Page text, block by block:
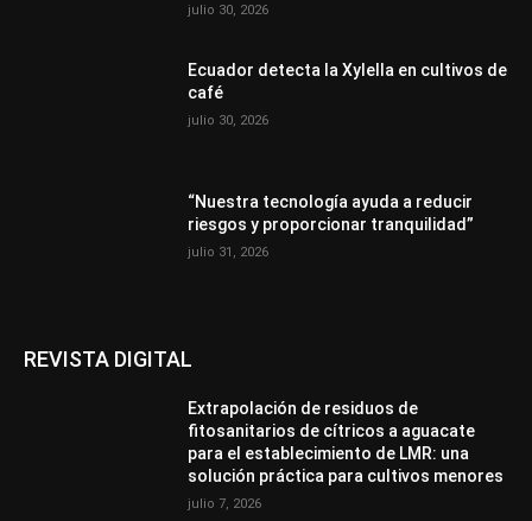
julio 30, 2026
Ecuador detecta la Xylella en cultivos de
café
julio 30, 2026
“Nuestra tecnología ayuda a reducir
riesgos y proporcionar tranquilidad”
julio 31, 2026
REVISTA DIGITAL
Extrapolación de residuos de
fitosanitarios de cítricos a aguacate
para el establecimiento de LMR: una
solución práctica para cultivos menores
julio 7, 2026